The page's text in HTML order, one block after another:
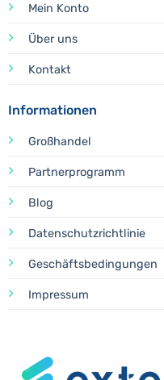
Mein Konto
Über uns
Kontakt
Informationen
Großhandel
Partnerprogramm
Blog
Datenschutzrichtlinie
Geschäftsbedingungen
Impressum